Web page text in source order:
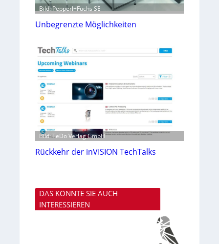
Bild: Pepperl+Fuchs SE
Unbegrenzte Möglichkeiten
Bild: TeDo Verlag GmbH
Rückkehr der inVISION TechTalks
DAS KÖNNTE SIE AUCH
INTERESSIEREN